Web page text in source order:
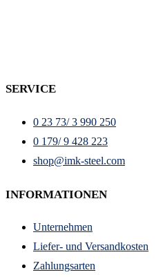
SERVICE
0 23 73/ 3 990 250
0 179/ 9 428 223
shop@imk-steel.com
INFORMATIONEN
Unternehmen
Liefer- und Versandkosten
Zahlungsarten